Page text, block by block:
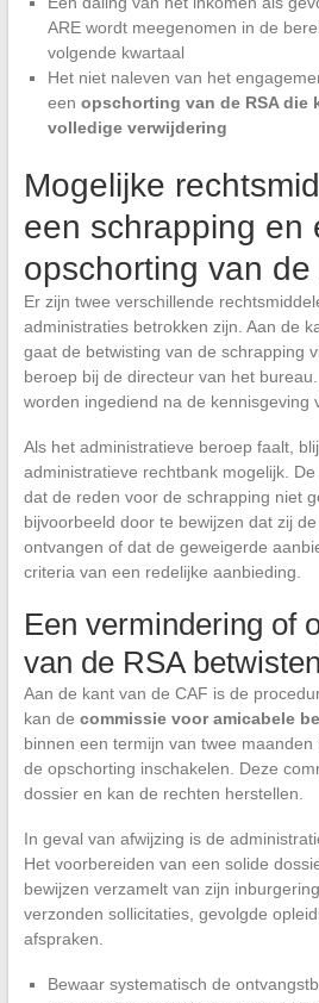
ARE wordt meegenomen in de
volgende kwartaal
Het niet naleven van het
een opschorting van de RSA die
volledige verwijdering
Mogelijke
een schrapping en
opschorting van de
Er zijn twee verschillende
administraties betrokken zijn. Aan de
gaat de betwisting van de schrapping
beroep bij de directeur van het
worden ingediend na de kennisgeving
Als het administratieve beroep faalt,
administratieve rechtbank mogelijk.
dat de reden voor de schrapping niet
bijvoorbeeld door te bewijzen dat zij
ontvangen of dat de geweigerde
criteria van een redelijke aanbieding.
Een vermindering of
van de RSA
Aan de kant van de CAF is de
kan de commissie voor amicabele
binnen een termijn van twee
de opschorting inschakelen. Deze
dossier en kan de rechten herstellen.
In geval van afwijzing is de
Het voorbereiden van een solide
bewijzen verzamelt van zijn
verzonden sollicitaties, gevolgde
afspraken.
Bewaar systematisch de